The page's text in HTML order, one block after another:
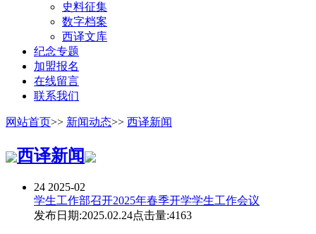
史料征集
数字档案
西译文库
纪念专题
加盟报名
在线留言
联系我们
网站首页>> 新闻动态>> 西译新闻
西译新闻
24 2025-02
学生工作部召开2025年春季开学学生工作会议
发布日期:2025.02.24点击量:4163